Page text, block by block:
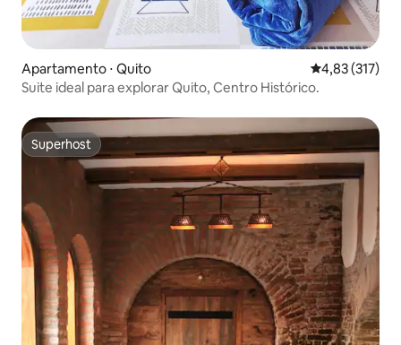
Apartamento ⋅ Quito 4,83 de uma
4,83 (317)
Suite ideal para explorar Quito, Centro Histórico.
Superhost
Superhost